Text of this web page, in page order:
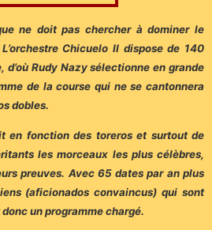
ne doit pas chercher à dominer le
Chicuelo II dispose de 140
d’où Rudy Nazy sélectionne en grande
de la course qui ne se cantonnera
dobles.
en fonction des toreros et surtout de
les morceaux les plus célèbres,
preuves. Avec 65 dates par an plus
(aficionados convaincus) qui sont
un programme chargé.